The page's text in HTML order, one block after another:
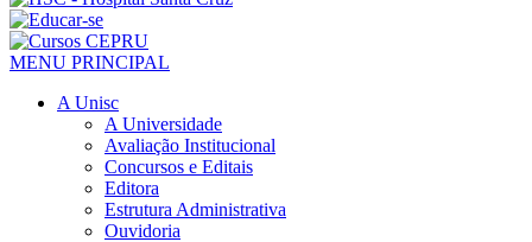
MENU PRINCIPAL
A Unisc
A Universidade
Avaliação Institucional
Concursos e Editais
Editora
Estrutura Administrativa
Ouvidoria